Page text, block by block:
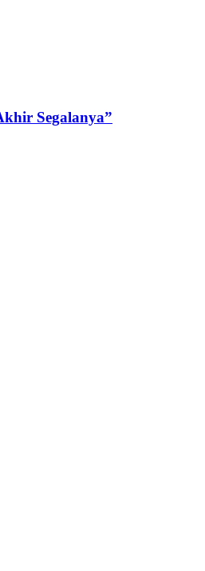
Segalanya”